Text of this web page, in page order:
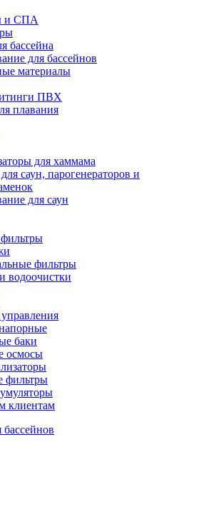
и СПА
бассейна
для бассейнов
материалы
ПВХ
плавания
для хаммама
саун, парогенераторов и
для саун
фильтры
водоочистки
баки
осмосы
фильтры
клиентам